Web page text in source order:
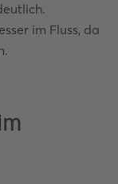
im Fluss, da